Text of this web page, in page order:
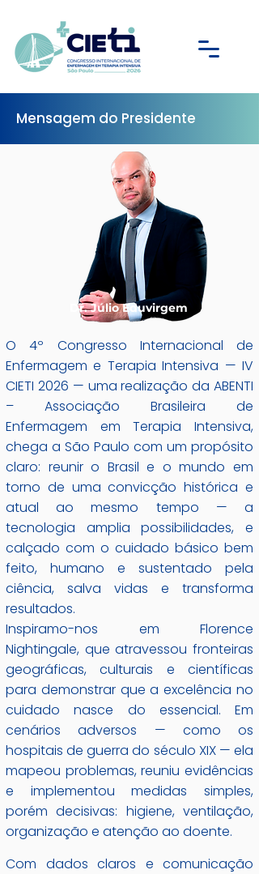
Mensagem do Presidente
Dr. Júlio Eduvirgem
O 4º Congresso Internacional de
Enfermagem e Terapia Intensiva — IV
CIETI 2026 — uma realização da ABENTI
– Associação Brasileira de
Enfermagem em Terapia Intensiva,
chega a São Paulo com um propósito
claro: reunir o Brasil e o mundo em
torno de uma convicção histórica e
atual ao mesmo tempo — a
tecnologia amplia possibilidades, e
calçado com o cuidado básico bem
feito, humano e sustentado pela
ciência, salva vidas e transforma
resultados.
Inspiramo-nos em Florence
Nightingale, que atravessou fronteiras
geográficas, culturais e científicas
para demonstrar que a excelência no
cuidado nasce do essencial. Em
cenários adversos — como os
hospitais de guerra do século XIX — ela
mapeou problemas, reuniu evidências
e implementou medidas simples,
porém decisivas: higiene, ventilação,
organização e atenção ao doente.
Com dados claros e comunicação